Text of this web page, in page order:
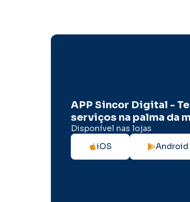
APP Sincor Digital -
serviços na palma da
Disponível nas lojas
iOS
Android